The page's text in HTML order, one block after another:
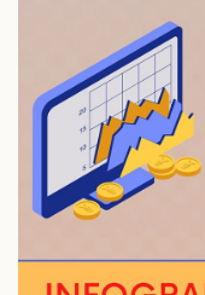
Sức khỏe
Dinh dưỡng - món ngon
Cây thuốc
Sản phụ khoa
Nhi khoa
Nam khoa
Làm đẹp - giảm cân